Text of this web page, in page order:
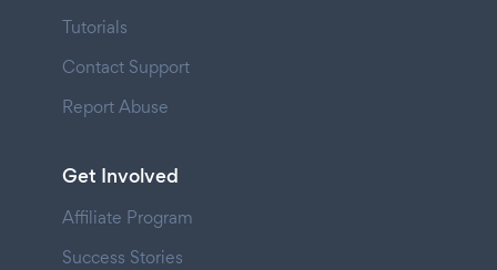
Tutorials
Contact Support
Report Abuse
Get Involved
Affiliate Program
Success Stories